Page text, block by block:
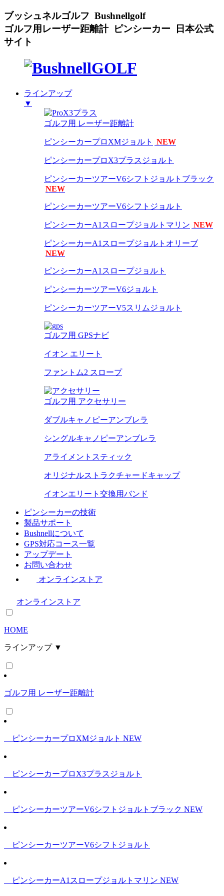
ブッシュネルゴルフ Bushnellgolf
ゴルフ用レーザー距離計 ピンシーカー 日本公式
サイト
ラインアップ
▼
ゴルフ用 レーザー距離計
ピンシーカープロXMジョルト NEW
ピンシーカープロX3プラスジョルト
ピンシーカーツアーV6シフトジョルトブラック
NEW
ピンシーカーツアーV6シフトジョルト
ピンシーカーA1スロープジョルトマリン NEW
ピンシーカーA1スロープジョルトオリーブ
NEW
ピンシーカーA1スロープジョルト
ピンシーカーツアーV6ジョルト
ピンシーカーツアーV5スリムジョルト
ゴルフ用 GPSナビ
イオン エリート
ファントム2 スロープ
ゴルフ用 アクセサリー
ダブルキャノピーアンブレラ
シングルキャノピーアンブレラ
アライメントスティック
オリジナルストラクチャードキャップ
イオンエリート交換用バンド
ピンシーカーの技術
製品サポート
Bushnellについて
GPS対応コース一覧
アップデート
お問い合わせ
オンラインストア
オンラインストア
HOME
ラインアップ ▼
ゴルフ用 レーザー距離計
ピンシーカープロXMジョルト NEW
ピンシーカープロX3プラスジョルト
ピンシーカーツアーV6シフトジョルトブラック NEW
ピンシーカーツアーV6シフトジョルト
ピンシーカーA1スロープジョルトマリン NEW